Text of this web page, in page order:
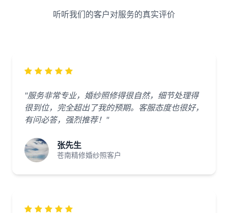
听听我们的客户对服务的真实评价
"服务非常专业，婚纱照修得很自然，细节处理得
很到位，完全超出了我的预期。客服态度也很好，
有问必答，强烈推荐！"
张先生
苍南精修婚纱照客户